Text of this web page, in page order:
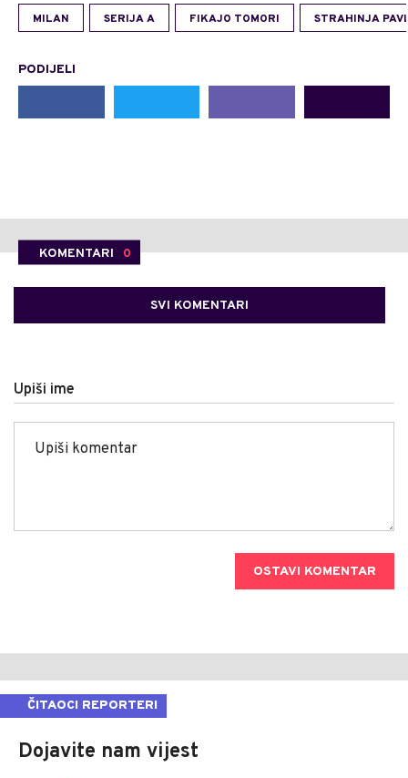
MILAN SERIJA A FIKAJO TOMORI STRAHINJA
PODIJELI
KOMENTARI 0
SVI KOMENTARI
Upiši ime
OSTAVI KOMENTAR
ČITAOCI REPORTERI
Dojavite nam vijest